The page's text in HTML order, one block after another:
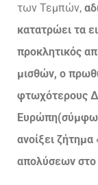
των Τεμπών,
κατατρώει τα
προκλητικός
μισθών, ο
φτωχότερους
ανοίξει
απολύσεων